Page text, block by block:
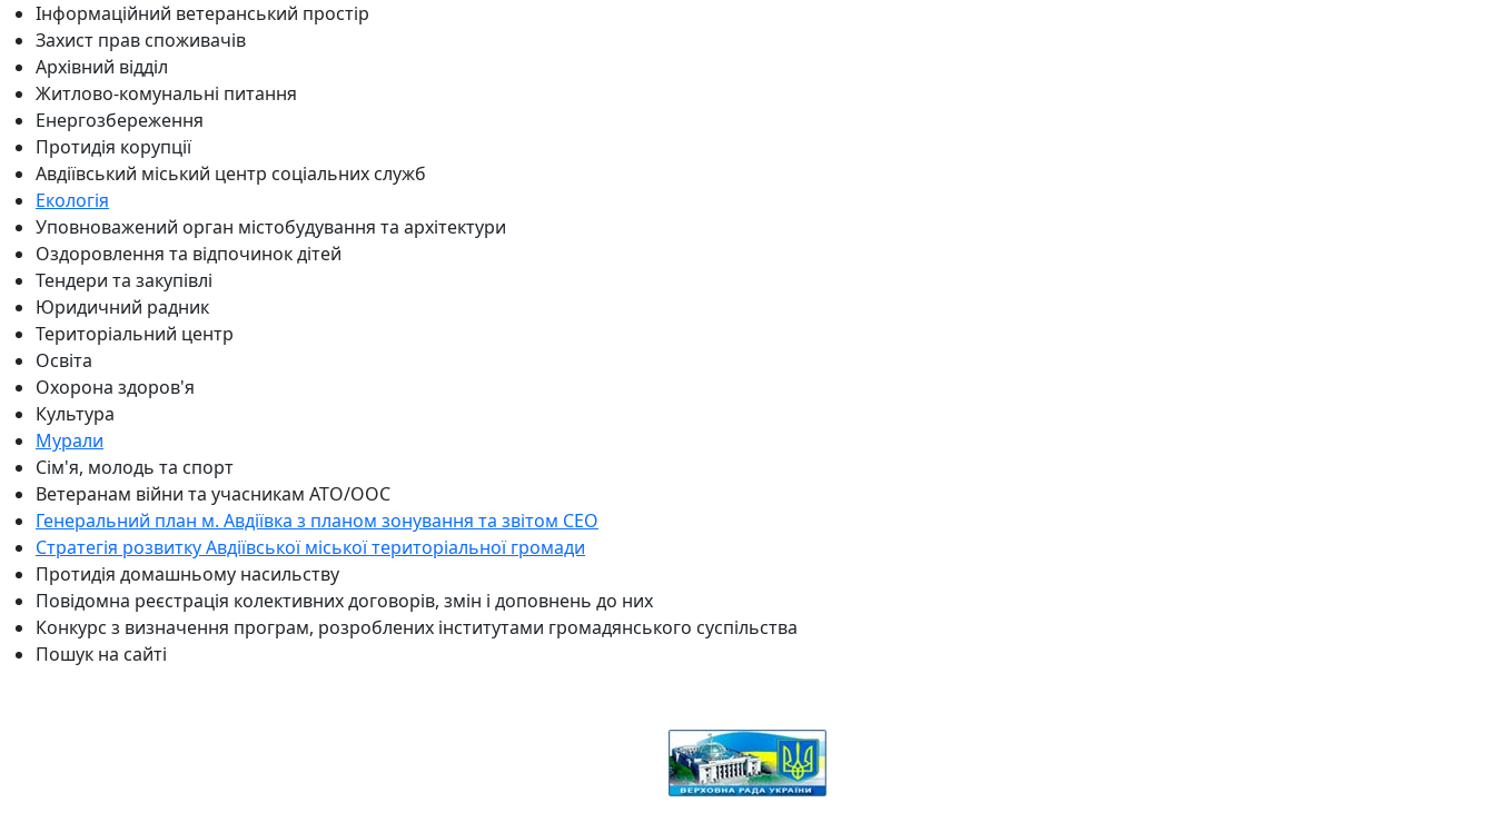
Інформаційний ветеранський простір
Захист прав споживачів
Архівний відділ
Житлово-комунальні питання
Енергозбереження
Протидія корупції
Авдіївський міський центр соціальних служб
Екологія
Уповноважений орган містобудування та архітектури
Оздоровлення та відпочинок дітей
Тендери та закупівлі
Юридичний радник
Територіальний центр
Освіта
Охорона здоров'я
Культура
Мурали
Сім'я, молодь та спорт
Ветеранам війни та учасникам АТО/ООС
Генеральний план м. Авдіївка з планом зонування та звітом СЕО
Стратегія розвитку Авдіївської міської територіальної громади
Протидія домашньому насильству
Повідомна реєстрація колективних договорів, змін і доповнень до них
Конкурс з визначення програм, розроблених інститутами громадянського суспільства
Пошук на сайті